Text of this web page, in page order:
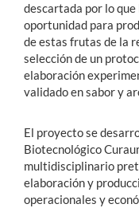
descartada por lo
oportunidad para
de estas frutas de la
selección de un
elaboración
validado en sabor y
El proyecto se
Biotecnológico
multidisciplinario
elaboración y
operacionales y